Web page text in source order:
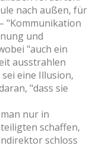
nach außen, für
"Kommunikation
und
"auch ein
ausstrahlen
eine Illusion,
"dass sie
nur in
schaffen,
schloss